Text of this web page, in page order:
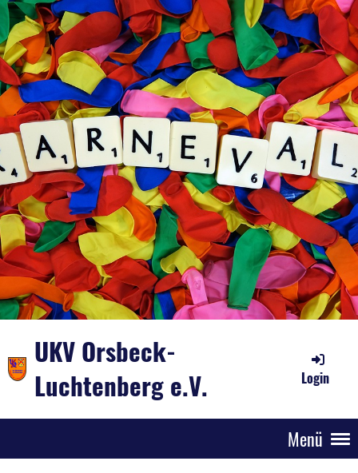
UKV Orsbeck-
Luchtenberg e.V.
Login
Menü